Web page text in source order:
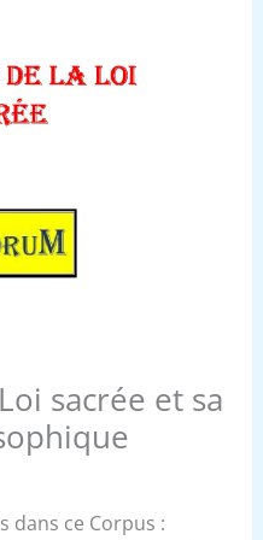
sacrée et sa
dans ce Corpus :